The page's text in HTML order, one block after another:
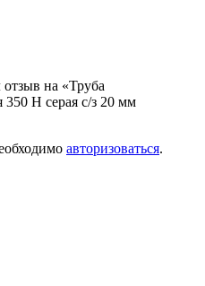
отзыв на «Труба
Н серая с/з 20 мм
авторизоваться.